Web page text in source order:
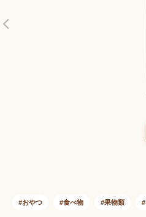
おやつ 食べ物 果物類